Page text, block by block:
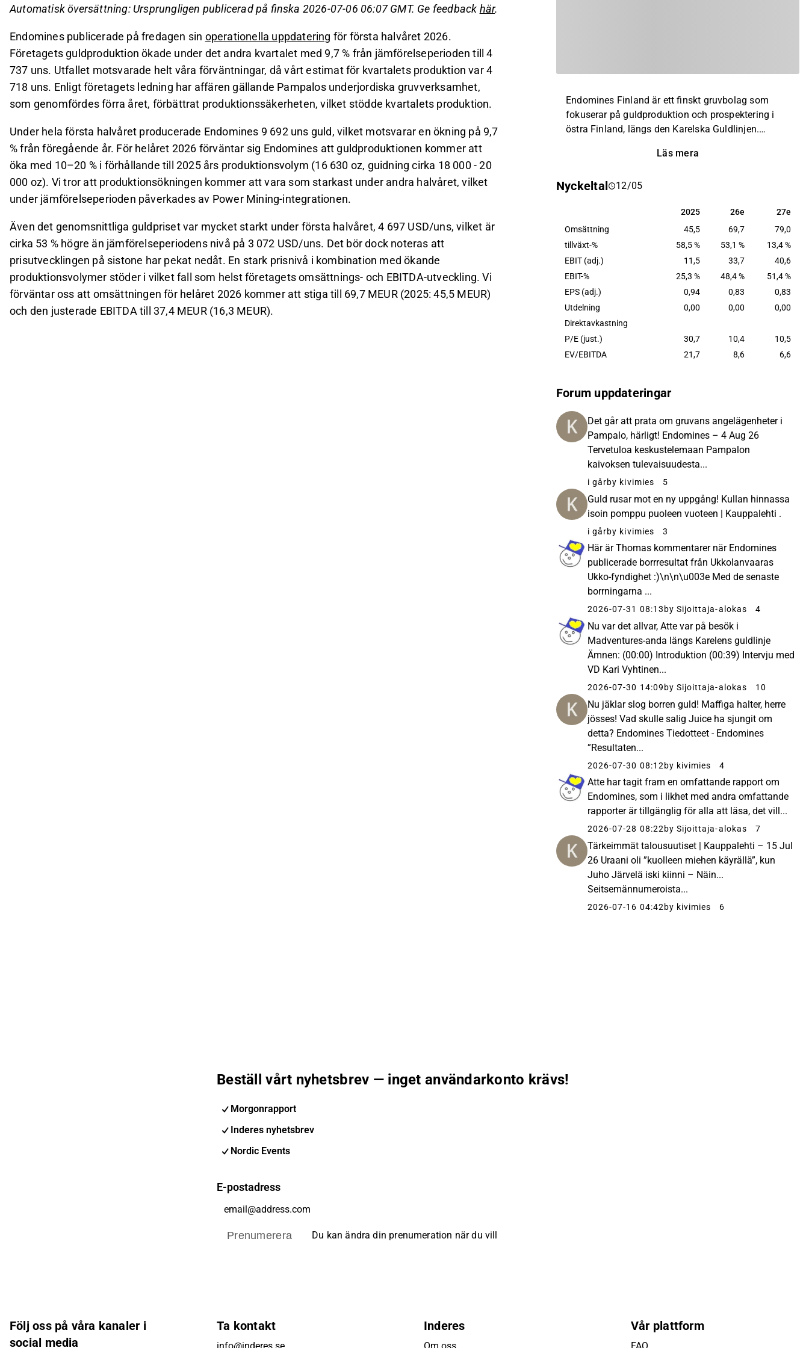
Det genomsnittliga guldpriset under första halvåret var 4 697 USD/uns, vilket är 53 % högre
Analytiker förväntar sig att Endomines omsättning för helåret 2026 kommer att stiga till 69,7
MEUR och den justerade EBITDA till 37,4 MEUR.
Detta innehåll är skapat av AI. Du kan lämna feedback om det på Inderesforum.
Automatisk översättning: Ursprungligen publicerad på finska 2026-07-06 06:07 GMT. Ge feedback här.
Endomines publicerade på fredagen sin operationella uppdatering för första halvåret 2026.
Företagets guldproduktion ökade under det andra kvartalet med 9,7 % från jämförelseperioden till 4
737 uns. Utfallet motsvarade helt våra förväntningar, då vårt estimat för kvartalets produktion var 4
718 uns. Enligt företagets ledning har affären gällande Pampalos underjordiska gruvverksamhet,
som genomfördes förra året, förbättrat produktionssäkerheten, vilket stödde kvartalets produktion.
Under hela första halvåret producerade Endomines 9 692 uns guld, vilket motsvarar en ökning på 9,7
% från föregående år. För helåret 2026 förväntar sig Endomines att guldproduktionen kommer att
öka med 10–20 % i förhållande till 2025 års produktionsvolym (16 630 oz, guidning cirka 18 000 - 20
000 oz). Vi tror att produktionsökningen kommer att vara som starkast under andra halvåret, vilket
under jämförelseperioden påverkades av Power Mining-integrationen.
Även det genomsnittliga guldpriset var mycket starkt under första halvåret, 4 697 USD/uns, vilket är
cirka 53 % högre än jämförelseperiodens nivå på 3 072 USD/uns. Det bör dock noteras att
prisutvecklingen på sistone har pekat nedåt. En stark prisnivå i kombination med ökande
produktionsvolymer stöder i vilket fall som helst företagets omsättnings- och EBITDA-utveckling. Vi
förväntar oss att omsättningen för helåret 2026 kommer att stiga till 69,7 MEUR (2025: 45,5 MEUR)
och den justerade EBITDA till 37,4 MEUR (16,3 MEUR).
Endomines Finland är ett finskt gruvbolag som
fokuserar på guldproduktion och prospektering i
östra Finland, längs den Karelska Guldlinjen.
guldfyndigheter i USA. Förutom guld innehåller den
enligt EU:s definition. Endomines investerar aktivt i
Läs mera
Nyckeltal 12/05
2025 26e 27e
2025 26e
27e
Omsättning
45,5 69,7
79,0
tillväxt-%
58,5 % 53,1 %
13,4 %
EBIT (adj.)
11,5 33,7
40,6
EBIT-%
25,3 % 48,4 %
51,4 %
EPS (adj.)
0,94 0,83
0,83
Utdelning
0,00 0,00
0,00
Direktavkastning
P/E (just.)
30,7 10,4
10,5
EV/EBITDA
21,7 8,6 6,6
Forum uppdateringar
Det går att prata om gruvans angelägenheter i
Pampalo, härligt! Endomines – 4 Aug 26
Tervetuloa keskustelemaan Pampalon
kaivoksen tulevaisuudesta...
i gårby kivimies 5
Guld rusar mot en ny uppgång! Kullan hinnassa
isoin pomppu puoleen vuoteen | Kauppalehti .
i gårby kivimies 3
Här är Thomas kommentarer när Endomines
publicerade borrresultat från Ukkolanvaaras
Ukko-fyndighet :)\n\n\u003e Med de senaste
borrningarna ...
2026-07-31 08:13 by Sijoittaja-alokas 4
Nu var det allvar, Atte var på besök i
Madventures-anda längs Karelens guldlinje
Ämnen: (00:00) Introduktion (00:39) Intervju med
VD Kari Vyhtinen...
2026-07-30 14:09 by Sijoittaja-alokas 10
Nu jäklar slog borren guld! Maffiga halter, herre
jösses! Vad skulle salig Juice ha sjungit om
detta? Endomines Tiedotteet - Endomines
”Resultaten...
2026-07-30 08:12by kivimies 4
Atte har tagit fram en omfattande rapport om
Endomines, som i likhet med andra omfattande
rapporter är tillgänglig för alla att läsa, det vill...
2026-07-28 08:22 by Sijoittaja-alokas 7
Tärkeimmät talousuutiset | Kauppalehti – 15 Jul
26 Uraani oli ”kuolleen miehen käyrällä”, kun
Juho Järvelä iski kiinni – Näin...
Seitsemännumeroista...
2026-07-16 04:42 by kivimies 6
Beställ vårt nyhetsbrev — inget användarkonto krävs!
Morgonrapport
Inderes nyhetsbrev
Nordic Events
E-postadress
Prenumerera Du kan ändra din prenumeration när du vill
Följ oss på våra kanaler i
social media
Ta kontakt Inderes Vår plattform